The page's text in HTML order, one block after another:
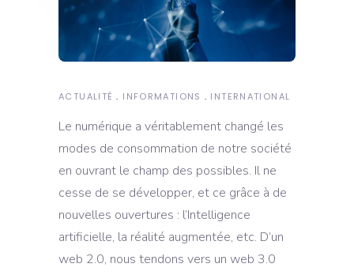
ACTUALITÉ INFORMATIONS INTERNATIONAL
Le numérique a véritablement changé les
modes de consommation de notre société
en ouvrant le champ des possibles. Il ne
cesse de se développer, et ce grâce à de
nouvelles ouvertures : l’Intelligence
artificielle, la réalité augmentée, etc. D’un
web 2.0, nous tendons vers un web 3.0